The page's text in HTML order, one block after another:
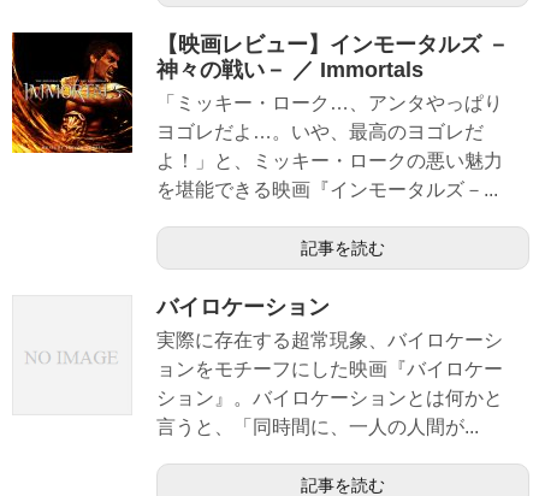
【映画レビュー】インモータルズ －
神々の戦い－ ／ Immortals
「ミッキー・ローク…、アンタやっぱり
ヨゴレだよ…。いや、最高のヨゴレだ
よ！」と、ミッキー・ロークの悪い魅力
を堪能できる映画『インモータルズ－...
記事を読む
バイロケーション
実際に存在する超常現象、バイロケーシ
ョンをモチーフにした映画『バイロケー
ション』。バイロケーションとは何かと
言うと、「同時間に、一人の人間が...
記事を読む